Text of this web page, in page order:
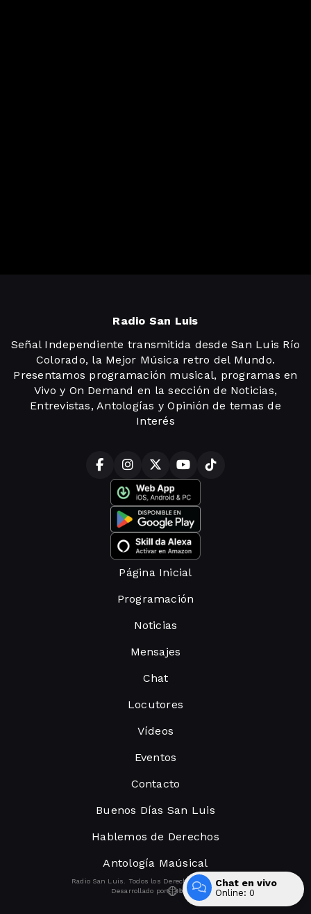
Radio San Luis
Señal Independiente transmitida desde San Luis Río
Colorado, la Mejor Música retro del Mundo.
Presentamos programación musical, programas en
Vivo y On Demand en la sección de Noticias,
Entrevistas, Antologías y Opinión de temas de
Interés
Página Inicial
Programación
Noticias
Mensajes
Chat
Locutores
Vídeos
Eventos
Contacto
Buenos Días San Luis
Hablemos de Derechos
Antología Maúsical
Radio San Luis. Todos los Derechos Reservados.
Desarrollado por
Chat en vivo
Online: 0